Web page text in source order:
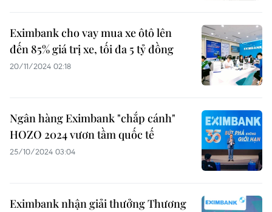
Eximbank cho vay mua xe ôtô lên
đến 85% giá trị xe, tối đa 5 tỷ đồng
20/11/2024 02:18
Ngân hàng Eximbank "chắp cánh"
HOZO 2024 vươn tầm quốc tế
25/10/2024 03:04
Eximbank nhận giải thưởng Thương